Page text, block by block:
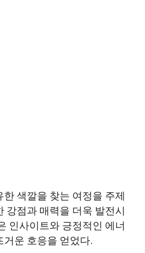
색깔을 찾는 여정을 주제
강점과 매력을 더욱 발전시
인사이트와 긍정적인 에너
운 호응을 얻었다.